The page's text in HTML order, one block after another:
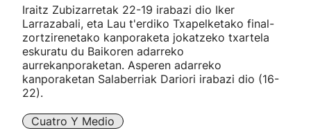
"Helmuga"
Iraitz Zubizarretak 22-19 irabazi dio Iker
Larrazabali, eta Lau t'erdiko Txapelketako final-
zortzirenetako kanporaketa jokatzeko txartela
eskuratu du Baikoren adarreko
aurrekanporaketan. Asperen adarreko
kanporaketan Salaberriak Dariori irabazi dio (16-
22).
Cuatro Y Medio